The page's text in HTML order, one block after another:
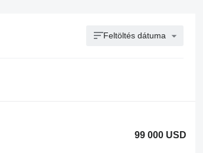
Feltöltés dátuma
99 000 USD